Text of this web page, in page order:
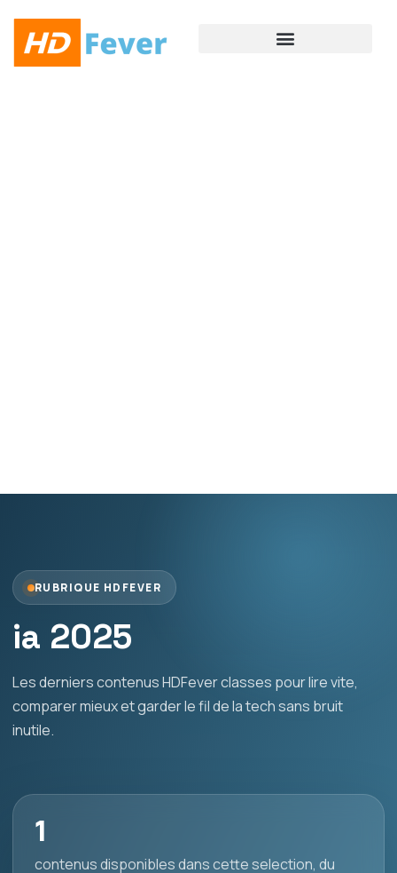
RUBRIQUE HDFEVER
ia 2025
Les derniers contenus HDFever classes pour lire vite,
comparer mieux et garder le fil de la tech sans bruit
inutile.
1
contenus disponibles dans cette selection, du